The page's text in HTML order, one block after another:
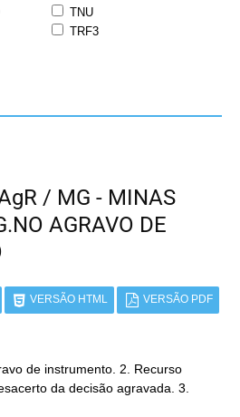
TNU
TRF3
/ MG - MINAS
AGRAVO DE
VERSÃO HTML VERSÃO PDF
de instrumento. 2. Recurso